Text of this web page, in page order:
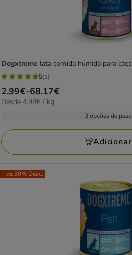
Dogxtreme lata comida húmida para cães
5
estrelas
com
avaliações
5(1)
Preço
de
68.17€
2.99€-68.17€
4.98€
Desde 4.98€ / kg
3 opções de peso
Adicionar
+ de 30% Desc.